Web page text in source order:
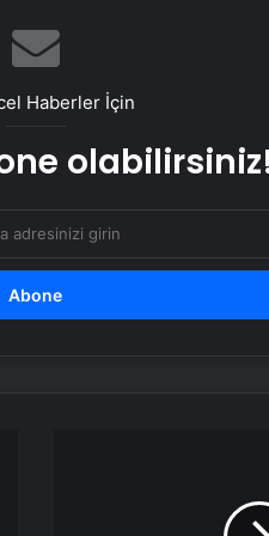
Kadın
Serjoy :
Reklam
Haberler İçin